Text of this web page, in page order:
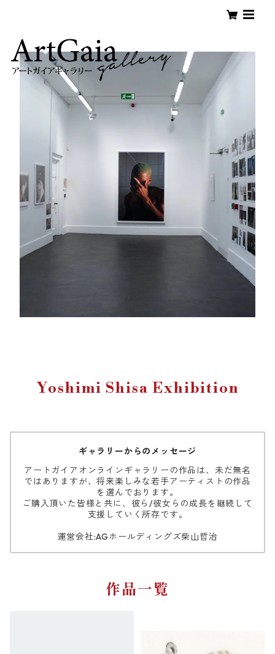
Yoshimi Shisa Exhibition
ギャラリーからのメッセージ
アートガイアオンラインギャラリーの作品は、未だ無名
ではありますが、将来楽しみな若手アーティストの作品
を選んでおります。
ご購入頂いた皆様と共に、彼ら/彼女らの成長を継続して
支援していく所存です。
運営会社:AGホールディングズ柴山哲治
作品一覧